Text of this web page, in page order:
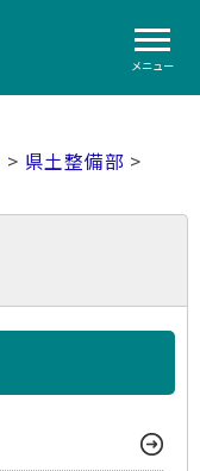
メニュー
> 県土整備部 >